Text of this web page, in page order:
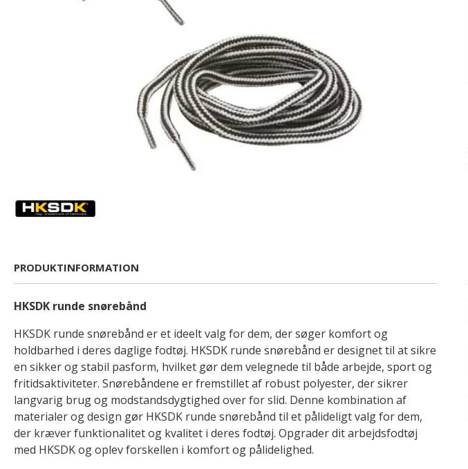
PRODUKTINFORMATION
HKSDK runde snørebånd
HKSDK runde snørebånd er et ideelt valg for dem, der søger komfort og
holdbarhed i deres daglige fodtøj. HKSDK runde snørebånd er designet til at sikre
en sikker og stabil pasform, hvilket gør dem velegnede til både arbejde, sport og
fritidsaktiviteter. Snørebåndene er fremstillet af robust polyester, der sikrer
langvarig brug og modstandsdygtighed over for slid. Denne kombination af
materialer og design gør HKSDK runde snørebånd til et pålideligt valg for dem,
der kræver funktionalitet og kvalitet i deres fodtøj. Opgrader dit arbejdsfodtøj
med HKSDK og oplev forskellen i komfort og pålidelighed.